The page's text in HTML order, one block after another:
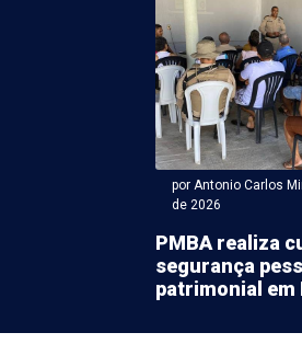
por Antonio Carlos
de 2026
PMBA realiza
segurança
patrimonial em
Carlos Miranda - 08 de agosto 2026 às
autua 10
de
escolas de PE
de Educação Física da 12ª Região/